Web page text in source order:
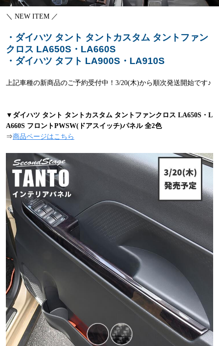
＼ NEW ITEM ／
・ダイハツ タント タントカスタム タントファン
クロス LA650S・LA660S
・ダイハツ タフト LA900S・LA910S
上記車種の新商品のご予約受付中！3/20(木)から順次発送開始です♪
▼ダイハツ タント タントカスタム タントファンクロス LA650S・L
A660S フロントPWSW(ドアスイッチ)パネル 全2色
⇒商品ページはこちら